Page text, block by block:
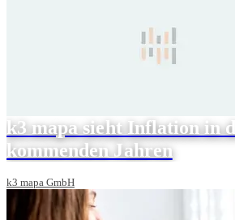
k3 mapa sieht Inflation in
kommenden Jahren
k3 mapa GmbH